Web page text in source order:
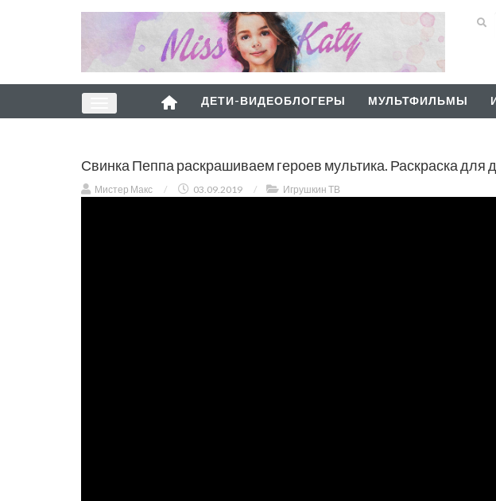
ДЕТИ-ВИДЕОБЛОГЕРЫ МУЛЬТФИЛЬМЫ
Свинка Пеппа раскрашиваем героев мультика. Раскраска для
Мистер Макс / 03.09.2019 / Игрушкин ТВ